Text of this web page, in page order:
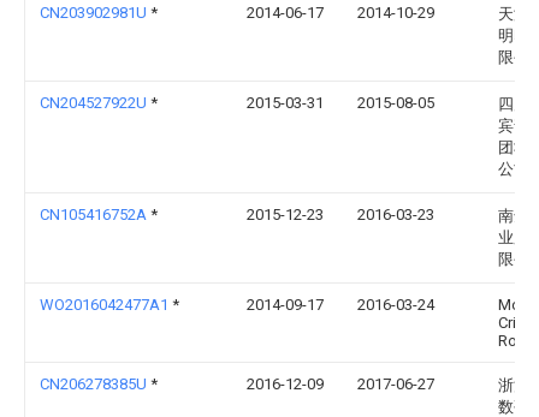
CN203902981U * 2014-06-17 2014-10-29
天津
明印
限公
CN204527922U * 2015-03-31 2015-08-05
四川
宾普
团3D
公司
CN105416752A * 2015-12-23 2016-03-23
南达
业股
限公
WO2016042477A1 * 2014-09-17 2016-03-24
CN206278385U * 2016-12-09 2017-06-27
浙江
数码